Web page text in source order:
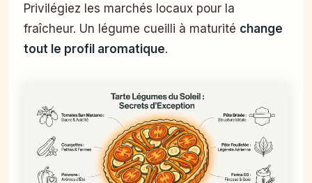
Privilégiez les marchés locaux pour la
fraîcheur. Un légume cueilli à maturité change
tout le profil aromatique.